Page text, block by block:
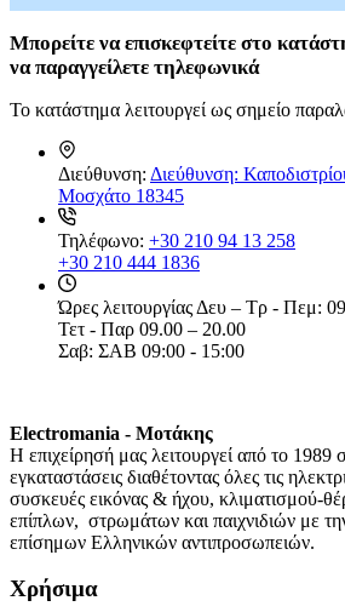
Μπορείτε να επισκεφτείτε στο
ναπαραγγείλετε τηλεφωνικά
Το κατάστημα λειτουργεί ως σημείο
Διεύθυνση: Διεύθυνση:
Μοσχάτο 18345
Τηλέφωνο: +30 210 94 13 258
+30 210 444 1836
Ώρες λειτουργίας Δευ – Τρ - Πεμ:
Τετ - Παρ 09.00 – 20.00
Σαβ: ΣΑΒ 09:00 - 15:00
Electromania - Μοτάκης
H επιχείρησή μας λειτουργεί από το 1989
εγκαταστάσεις διαθέτοντας όλες τις
συσκευές εικόνας & ήχου, κλιματισμού-
επίπλων, στρωμάτων και παιχνιδιών με
επίσημων Ελληνικών αντιπροσωπειών.
Χρήσιμα